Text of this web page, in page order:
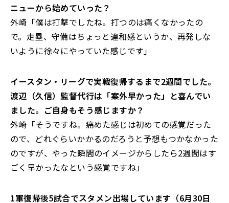
ニューから始めていった？
外崎「僕は打撃でしたね。打つのは痛くなかったの
で。走塁、守備はちょっと違和感というか、再発しな
いように徐々にやっていた感じです」
――イースタン・リーグで実戦復帰するまで2週間でした。
渡辺（久信）監督代行は「案外早かった」と喜んでい
ました。ご自身もそう感じますか？
外崎「そうですね。痛めた感じは初めての感覚だった
ので、どれぐらいかかるのだろうと予想もつかなかった
のですが、やった瞬間のイメージからしたら2週間はす
ごく早かったなという感覚ですね」
――1軍復帰後5試合でスタメン出場しています（6月30日